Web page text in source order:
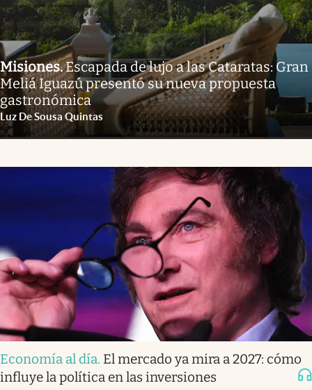
Misiones.Escapada de lujo a las Cataratas: Gran
Meliá Iguazú presentó su nueva propuesta
gastronómica
Luz De Sousa Quintas
Economía al día. El mercado ya mira a 2027: cómo
influye la política en las inversiones